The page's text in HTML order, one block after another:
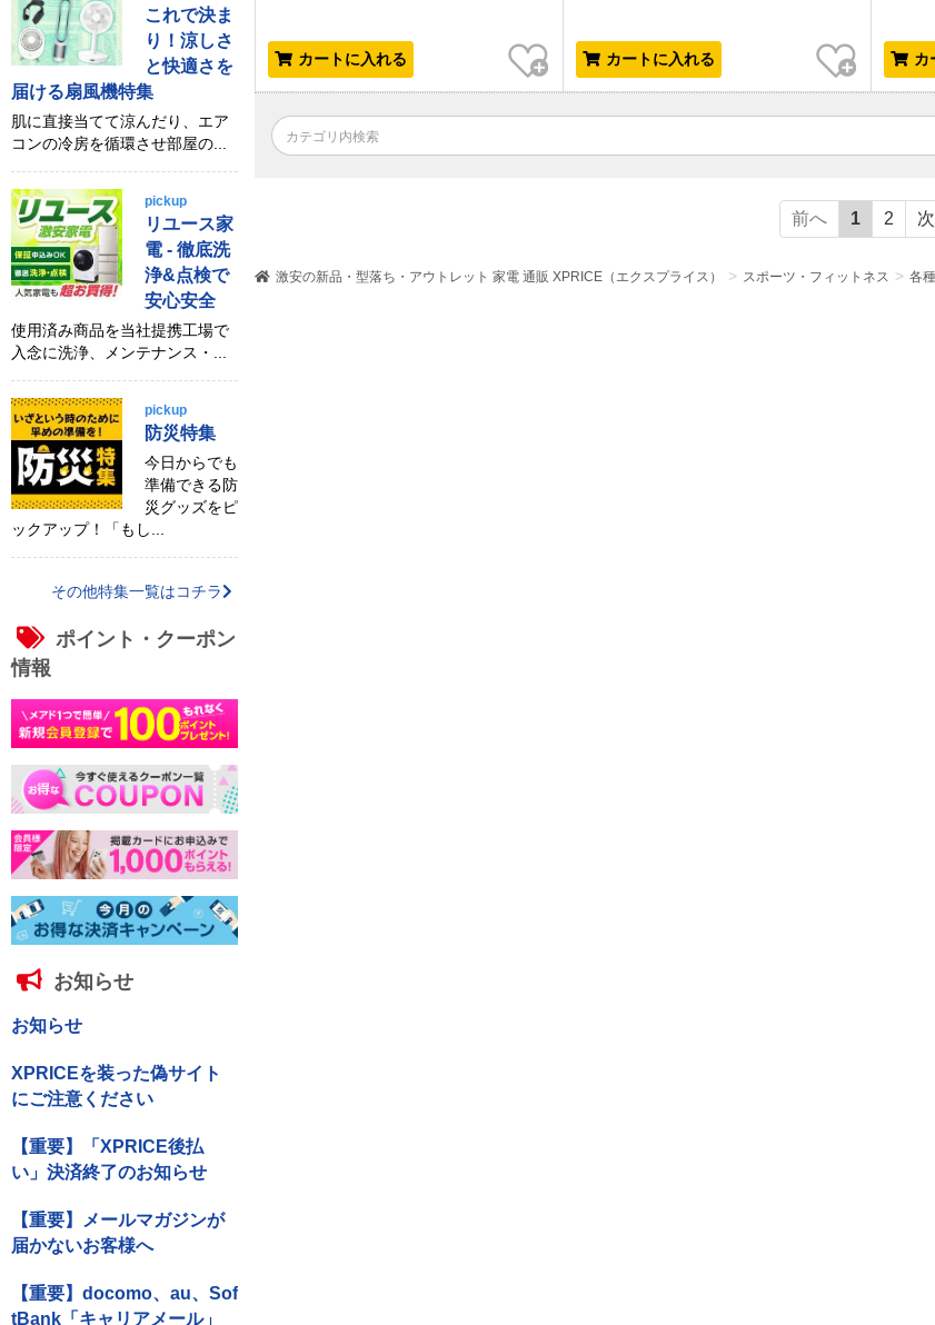
激安の新品・型落ち・アウトレット 家電 通販 XPRICE（エクスプライス） スポーツ・フィットネス 各
カートに入れる
お気に入り
カートに入れる
お気に入り
カ
前へ 1 2
これで決ま
り！涼しさ
と快適さを
届ける扇風機特集
肌に直接当てて涼んだり、エア
コンの冷房を循環させ部屋の...
pickup
リユース家
電 - 徹底洗
浄&点検で
安心安全
使用済み商品を当社提携工場で
入念に洗浄、メンテナンス・...
pickup
防災特集
今日からでも
準備できる防
災グッズをピ
ックアップ！「もし...
その他特集一覧はコチラ
ポイント・クーポン
情報
お知らせ
お知らせ
XPRICEを装った偽サイト
にご注意ください
【重要】「XPRICE後払
い」決済終了のお知らせ
【重要】メールマガジンが
届かないお客様へ
【重要】docomo、au、Sof
tBank「キャリアメール」